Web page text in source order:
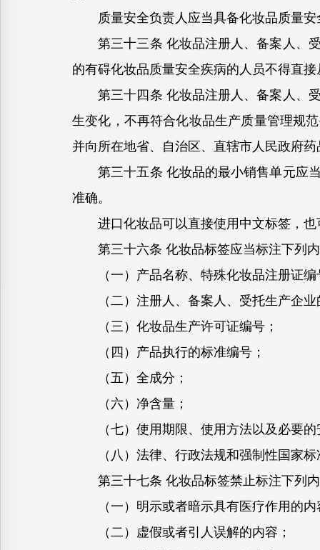
质量安全负责人应当具备化妆品质量安
第三十三条 化妆品注册人、备案人、受
的有碍化妆品质量安全疾病的人员不得直
第三十四条 化妆品注册人、备案人、受
生变化，不再符合化妆品生产质量管理规
并向所在地省、自治区、直辖市人民政府
第三十五条 化妆品的最小销售单元应当
准确。
进口化妆品可以直接使用中文标签，也
第三十六条 化妆品标签应当标注下列
（一）产品名称、特殊化妆品注册证编
（二）注册人、备案人、受托生产企业
（三）化妆品生产许可证编号；
（四）产品执行的标准编号；
（五）全成分；
（六）净含量；
（七）使用期限、使用方法以及必要的
（八）法律、行政法规和强制性国家标
第三十七条 化妆品标签禁止标注下列
（一）明示或者暗示具有医疗作用的内
（二）虚假或者引人误解的内容；